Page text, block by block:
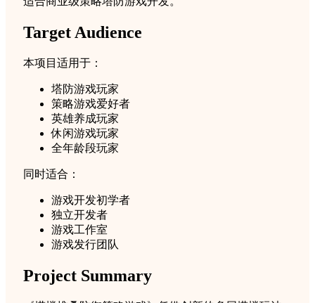
Target Audience
本项目适用于：
塔防游戏玩家
策略游戏爱好者
英雄养成玩家
休闲游戏玩家
全年龄段玩家
同时适合：
游戏开发初学者
独立开发者
游戏工作室
游戏发行团队
Project Summary